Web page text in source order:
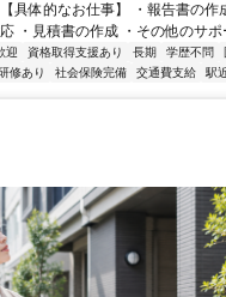
具体的なお仕事】 ・報告書の作
・見積書の作成 ・その他のサポ
迎 資格取得支援あり 長期 学歴不問
修あり 社会保険完備 交通費支給 駅